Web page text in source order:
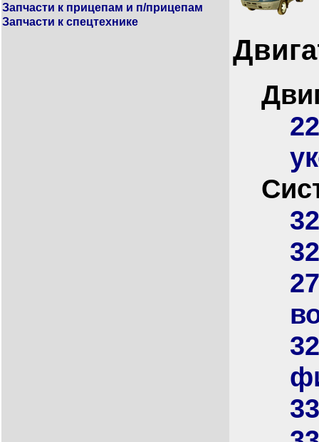
Запчасти к прицепам и п/прицепам
Запчасти к спецтехнике